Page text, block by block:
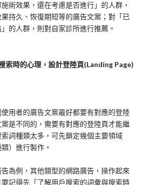
術效果，還在考慮是否進行」的人群，
持久、恢復期短等的廣告文案；對「已
的人群，則對自家診所進行推薦。
索時的心理，設計登陸頁(Landing Page)
用者的廣告文案最好都要有對應的登陸
是不同的，需要有對應的登陸頁才能繼
詞種類太多，可先鎖定幾個主要領域
）進行製作。
為例，其他類型的網路廣告，操作起來
記得先「了解用戶搜索的詞彙與搜索時